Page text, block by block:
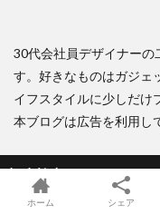
30代会社員デザイナーの
す。好きなものはガジェ
イフスタイルに少しだけ
本ブログは広告を利用し
記事検索
ホーム シェア